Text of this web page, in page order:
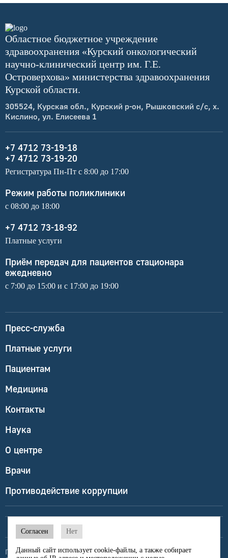
Областное бюджетное учреждение
здравоохранения «Курский онкологический
научно-клинический центр им. Г.Е.
Островерхова» министерства здравоохранения
Курской области.
305524, Курская обл., Курский р-он, Рышковский с/с, х.
Кислино, ул. Елисеева 1
+7 4712 73-19-18
+7 4712 73-19-20
Регистратура Пн-Пт с 8:00 до 17:00
Режим работы поликлиники
с 08:00 до 18:00
+7 4712 73-18-92
Платные услуги
Приём передач для пациентов стационара
ежедневно
с 7:00 до 15:00 и с 17:00 до 19:00
Пресс-служба
Платные услуги
Пациентам
Медицина
Контакты
Наука
О центре
Врачи
Противодействие коррупции
Политика конфиденциальности
Данный сайт использует cookie-файлы, а также собирает
Согласен Нет